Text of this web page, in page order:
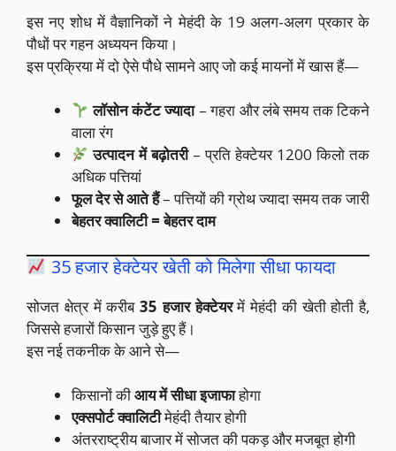
इस नए शोध में वैज्ञानिकों ने मेहंदी के 19 अलग-अलग प्रकार के
पौधों पर गहन अध्ययन किया।
इस प्रक्रिया में दो ऐसे पौधे सामने आए जो कई मायनों में खास हैं—
लॉसोन कंटेंट ज्यादा– गहरा और लंबे समय तक टिकने
वाला रंग
उत्पादन में बढ़ोतरी– प्रति हेक्टेयर 1200 किलो तक
अधिक पत्तियां
फूल देर से आते हैं– पत्तियों की ग्रोथ ज्यादा समय तक जारी
बेहतर क्वालिटी = बेहतर दाम
35 हजार हेक्टेयर खेती को मिलेगा सीधा फायदा
सोजत क्षेत्र में करीब 35 हजार हेक्टेयरमें मेहंदी की खेती होती है,
जिससे हजारों किसान जुड़े हुए हैं।
इस नई तकनीक के आने से—
किसानों कीआय में सीधा इजाफाहोगा
एक्सपोर्ट क्वालिटीमेहंदी तैयार होगी
अंतरराष्ट्रीय बाजार में सोजत की पकड़ और मजबूत होगी